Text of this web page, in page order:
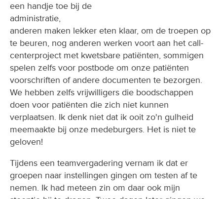
een handje toe bij de
administratie,
anderen maken lekker eten klaar, om de troepen op
te beuren, nog anderen werken voort aan het call-
centerproject met kwetsbare patiënten, sommigen
spelen zelfs voor postbode om onze patiënten
voorschriften of andere documenten te bezorgen.
We hebben zelfs vrijwilligers die boodschappen
doen voor patiënten die zich niet kunnen
verplaatsen. Ik denk niet dat ik ooit zo'n gulheid
meemaakte bij onze medeburgers. Het is niet te
geloven!
Tijdens een teamvergadering vernam ik dat er
groepen naar instellingen gingen om testen af te
nemen. Ik had meteen zin om daar ook mijn